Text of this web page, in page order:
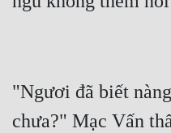
"Ngươi đã biết
chưa?" Mạc Vấn